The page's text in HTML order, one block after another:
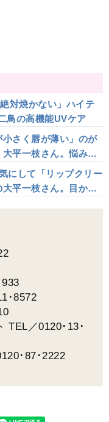
対焼かない」ハイテ
鳥の高機能UVケア
小さく唇が薄い」のが
平一枝さん。悩み解
にして「リップクリー
平一枝さん。目から
･8572
TEL／0120･13･
･87･2222